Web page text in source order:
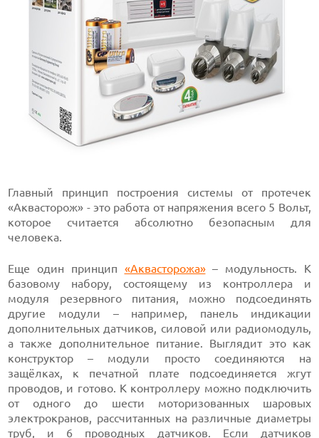
Главный принцип построения системы от протечек
«Аквасторож» - это работа от напряжения всего 5 Вольт,
которое считается абсолютно безопасным для
человека.
Еще один принцип «Аквасторожа»– модульность. К
базовому набору, состоящему из контроллера и
модуля резервного питания, можно подсоединять
другие модули – например, панель индикации
дополнительных датчиков, силовой или радиомодуль,
а также дополнительное питание. Выглядит это как
конструктор – модули просто соединяются на
защёлках, к печатной плате подсоединяется жгут
проводов, и готово. К контроллеру можно подключить
от одного до шести моторизованных шаровых
электрокранов, рассчитанных на различные диаметры
труб, и 6 проводных датчиков. Если датчиков